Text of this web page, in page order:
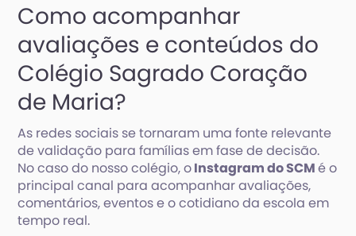
Como acompanhar
avaliações e conteúdos do
Colégio Sagrado Coração
de Maria?
As redes sociais se tornaram uma fonte relevante
de validação para famílias em fase de decisão.
No caso do nosso colégio, oInstagram do SCMé o
principal canal para acompanhar avaliações,
comentários, eventos e o cotidiano da escola em
tempo real.